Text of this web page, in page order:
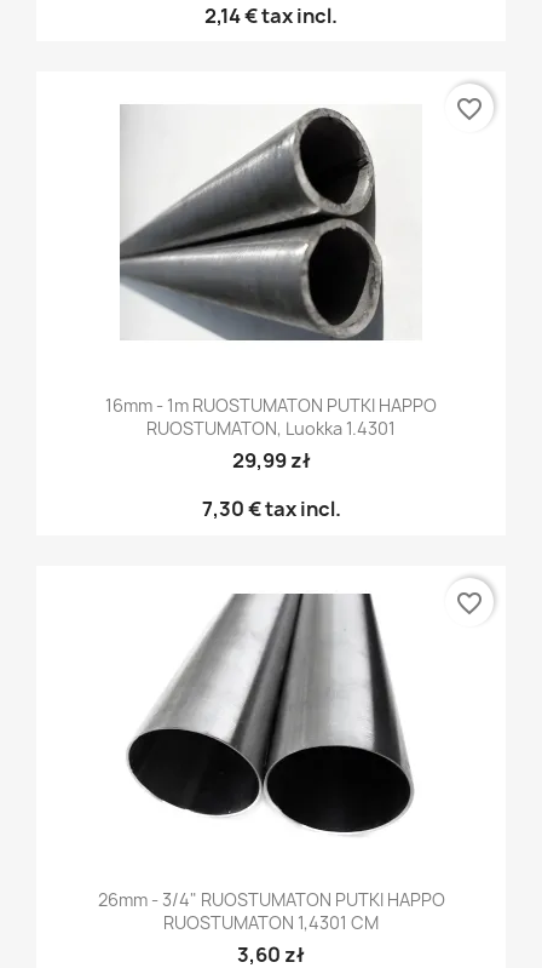
2,14 €tax incl.
16mm - 1m RUOSTUMATON PUTKI HAPPO
RUOSTUMATON, Luokka 1.4301
29,99 zł
7,30 €tax incl.
favorite_border
26mm - 3/4" RUOSTUMATON PUTKI HAPPO
RUOSTUMATON 1,4301 CM
3,60 zł
favorite_border